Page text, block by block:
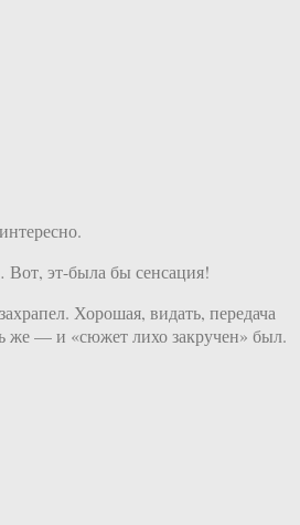
эт-была бы сенсация!
Хорошая, видать, передача
же — и «сюжет лихо закручен» был.